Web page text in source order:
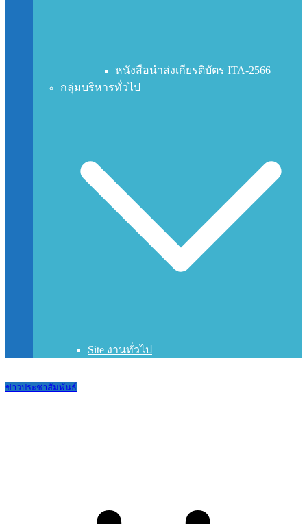
หนังสือนำส่งเกียรติบัตร ITA-2566
กลุ่มบริหารทั่วไป
Site งานทั่วไป
ข่าวประชาสัมพันธ์